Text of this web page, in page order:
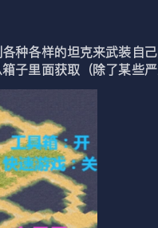
种各样的坦克来武装自
子里面获取（除了某些严